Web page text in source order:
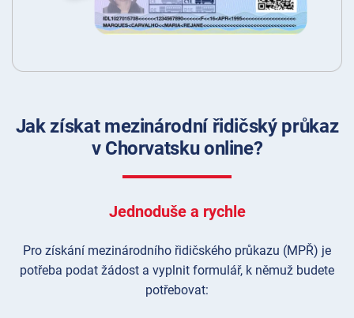
Jak získat mezinárodní řidičský průkaz
v Chorvatsku online?
Jednoduše a rychle
Pro získání mezinárodního řidičského průkazu (MPŘ) je
potřeba podat žádost a vyplnit formulář, k němuž budete
potřebovat: